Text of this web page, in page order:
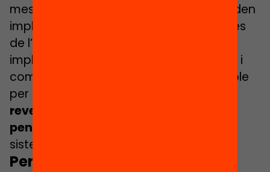
mesures, recursos i polítiques— que poden
implementar-se a curt i mitjà termini des
de l’administració educativa i amb la
implicació d’altres agents institucionals i
comunitaris. Un document imprescindible
per a tothom que vulgui
revertir una de les assignatures
pendents més crítiques
sistema educatiu.
Per què és important?